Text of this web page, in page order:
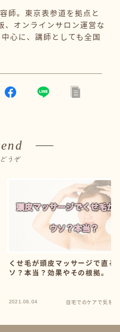
師。東京表参道を拠点と
、オンラインサロン運営な
心に、講師としても全国
うぞ
くせ毛が頭皮マッサージで直る
ソ？本当？効果やその根拠。
2021.06.04 自宅でのケアで気を